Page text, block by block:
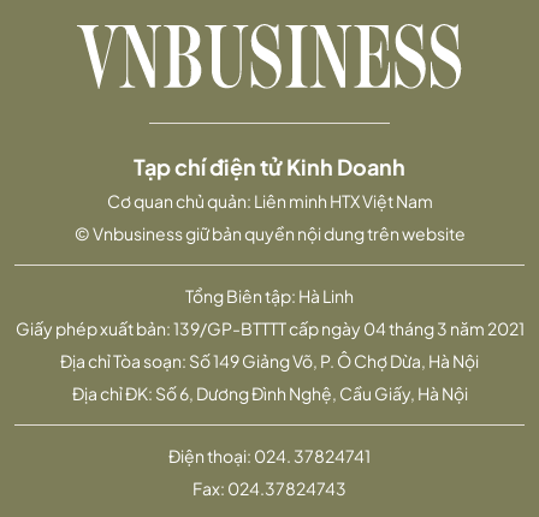
Tổng Biên tập: Hà Linh
Giấy phép xuất bản: 139/GP-BTTTT cấp ngày 04 tháng 3 năm 2021
Địa chỉ Tòa soạn: Số 149 Giảng Võ, P. Ô Chợ Dừa, Hà Nội
Địa chỉ ĐK: Số 6, Dương Đình Nghệ, Cầu Giấy, Hà Nội
Tạp chí điện tử Kinh Doanh
Cơ quan chủ quản: Liên minh HTX Việt Nam
© Vnbusiness giữ bản quyền nội dung trên website
Điện thoại: 024. 37824741
Fax: 024.37824743